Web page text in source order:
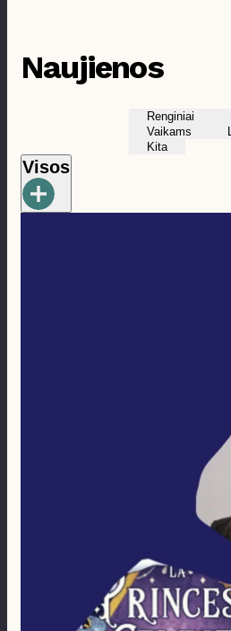
Naujienos
Renginiai
Vaikams
Kita
Visos